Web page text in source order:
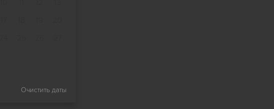
Очистить даты